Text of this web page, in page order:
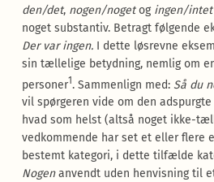
den/det,nogen/nogetogingen/intet
noget substantiv. Betragt følgende
Der var ingen. I dette løsrevne
sin tællelige betydning, nemlig om
personer1. Sammenlign med: Så du
vil spørgeren vide om den
hvad som helst (altså noget ikke-
vedkommende har set et eller flere
bestemt kategori, i dette tilfælde
Nogenanvendt uden henvisning til